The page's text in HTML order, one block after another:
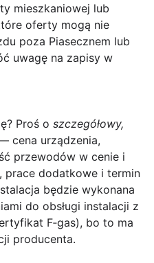
mieszkaniowej lub
oferty mogą nie
poza Piasecznem lub
uwagę na zapisy w
Proś o szczegółowy,
cena urządzenia,
przewodów w cenie i
prace dodatkowe i termin
będzie wykonana
do obsługi instalacji z
F‑gas), bo to ma
producenta.